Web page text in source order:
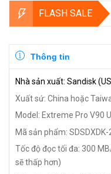
FLASH SALE
Thông tin
Nhà sản xuất: Sandisk
Xuất sứ: China hoặc
Model: Extreme Pro V90
Mã sản phẩm: SDSDXDK-
Tốc độ đọc tối đa: 300
sẽ thấp hơn)